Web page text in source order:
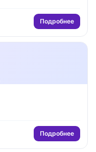
Подробнее
Подробнее